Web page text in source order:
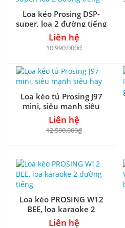
Loa kéo Prosing DSP-
super, loa 2 đường tiếng
Liên hệ
10.990.000₫
Loa kéo tủ Prosing J97
mini, siêu mạnh siêu
hay
Liên hệ
12.590.000₫
Loa kéo PROSING W12
BEE, loa karaoke 2
đường tiếng
Liên hệ